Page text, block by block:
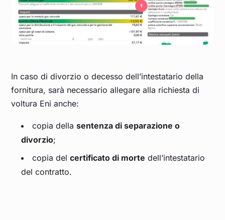
In caso di divorzio o decesso dell’intestatario della
fornitura, sarà necessario allegare alla richiesta di
voltura Eni anche:
copia dellasentenza di separazione o
divorzio;
copia delcertificato di morte dell’intestatario
del contratto.